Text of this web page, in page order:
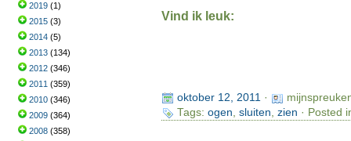
Vind ik leuk:
oktober 12, 2011·
Tags: ogen, sluiten, zien · Posted
2019 (1)
2015 (3)
2014 (5)
2013 (134)
2012 (346)
2011 (359)
2010 (346)
2009 (364)
2008 (358)